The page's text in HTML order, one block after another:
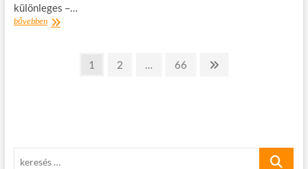
különleges –…
bővebbenKönyv
Bejegyzések
oldal
1 oldal
2 … oldal
66
Következő
keresés